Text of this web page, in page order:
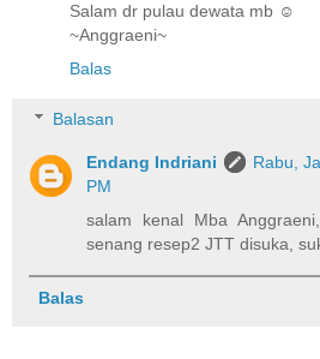
Salam dr pulau dewata mb ☺
~Anggraeni~
Balas
Balasan
Endang Indriani
Rabu,
PM
salam kenal Mba
senang resep2 JTT disuka,
Balas